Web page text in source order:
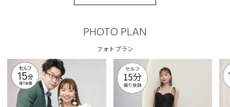
PHOTO PLAN
フォトプラン